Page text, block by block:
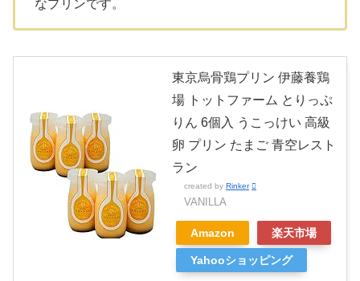
なプリンです。
東京烏骨鶏プリン 伊藤養鶏
場 トットファーム とりっぷ
りん 6個入 うこっけい 高級
卵 プリン たまご 青空レスト
ラン
created by Rinker
VANILLA
Amazon 楽天市場
Yahooショッピング